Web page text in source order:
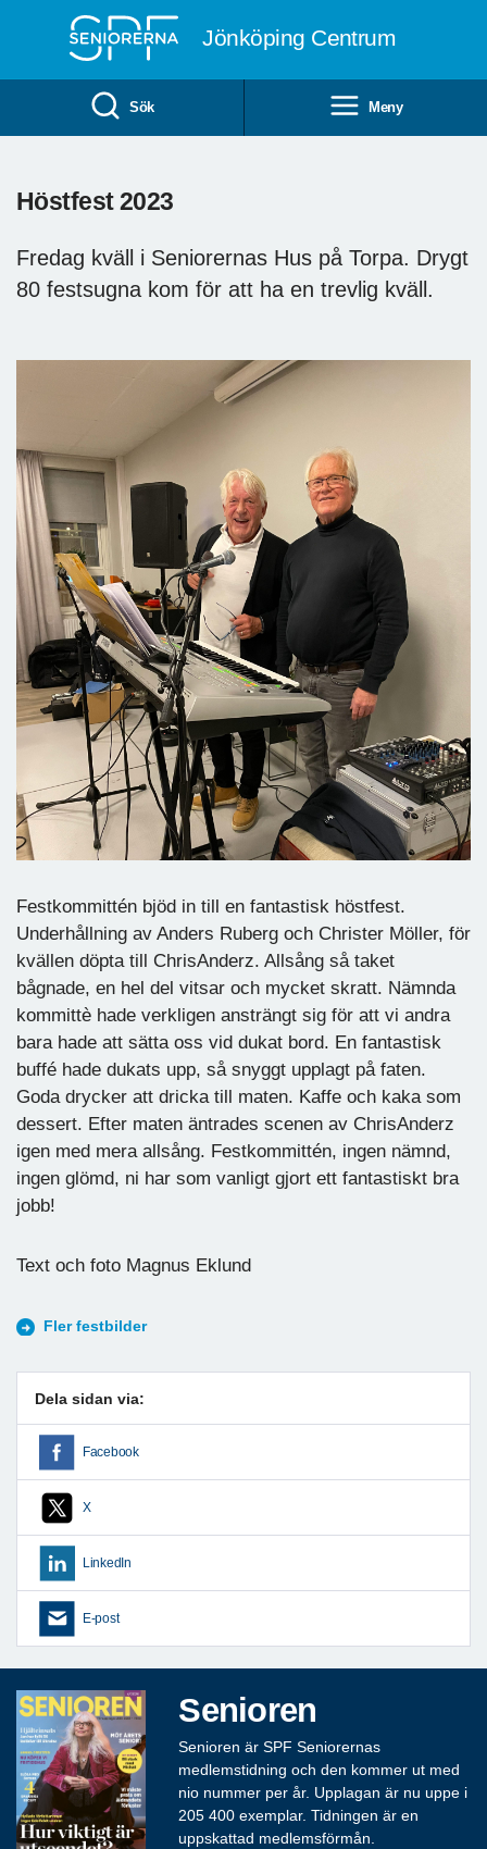
Jönköping Centrum
Sök Meny
Höstfest 2023
Fredag kväll i Seniorernas Hus på Torpa. Drygt
80 festsugna kom för att ha en trevlig kväll.
Festkommittén bjöd in till en fantastisk höstfest.
Underhållning av Anders Ruberg och Christer Möller, för
kvällen döpta till ChrisAnderz. Allsång så taket
bågnade, en hel del vitsar och mycket skratt. Nämnda
kommittè hade verkligen ansträngt sig för att vi andra
bara hade att sätta oss vid dukat bord. En fantastisk
buffé hade dukats upp, så snyggt upplagt på faten.
Goda drycker att dricka till maten. Kaffe och kaka som
dessert. Efter maten äntrades scenen av ChrisAnderz
igen med mera allsång. Festkommittén, ingen nämnd,
ingen glömd, ni har som vanligt gjort ett fantastiskt bra
jobb!
Text och foto Magnus Eklund
Fler festbilder
Dela sidan via:
Facebook
X
LinkedIn
E-post
Senioren
Senioren är SPF Seniorernas
medlemstidning och den kommer ut med
nio nummer per år. Upplagan är nu uppe i
205 400 exemplar. Tidningen är en
uppskattad medlemsförmån.